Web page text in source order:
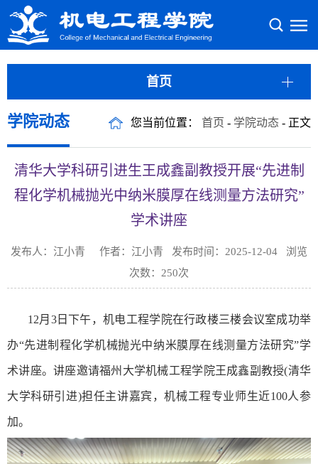
首页
学院动态 您当前位置： 首页 - 学院动态 - 正文
清华大学科研引进生王成鑫副教授开展“先进制
程化学机械抛光中纳米膜厚在线测量方法研究”
学术讲座
发布人：江小青 作者：江小青 发布时间：2025-12-04 浏览
次数： 250次
12月3日下午，机电工程学院在行政楼三楼会议室成功举
办“先进制程化学机械抛光中纳米膜厚在线测量方法研究”学
术讲座。讲座邀请福州大学机械工程学院王成鑫副教授(清华
大学科研引进)担任主讲嘉宾，机械工程专业师生近100人参
加。